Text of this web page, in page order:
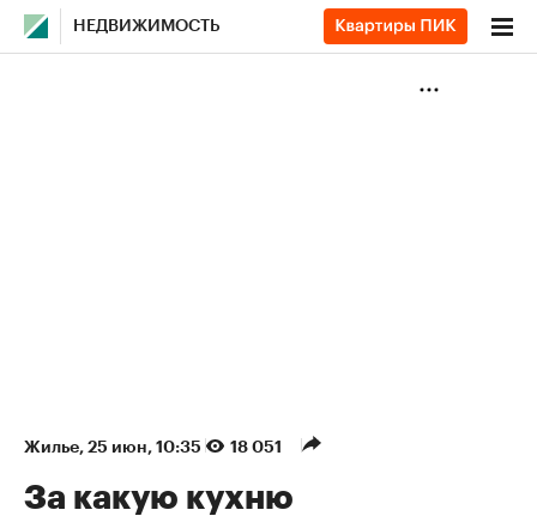
НЕДВИЖИМОСТЬ
Жилье⁠, 25 июн, 10:35 18 051
За какую кухню